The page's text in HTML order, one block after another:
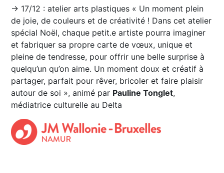
→ 17/12 : atelier arts plastiques « Un moment plein
de joie, de couleurs et de créativité ! Dans cet atelier
spécial Noël, chaque petit.e artiste pourra imaginer
et fabriquer sa propre carte de vœux, unique et
pleine de tendresse, pour offrir une belle surprise à
quelqu’un qu’on aime. Un moment doux et créatif à
partager, parfait pour rêver, bricoler et faire plaisir
autour de soi », animé par Pauline Tonglet,
médiatrice culturelle au Delta